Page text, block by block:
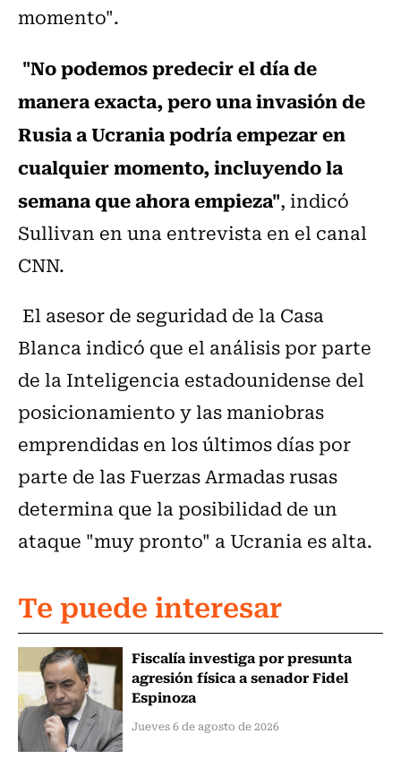
momento".
"No podemos predecir el día de
manera exacta, pero una invasión de
Rusia a Ucrania podría empezar en
cualquier momento, incluyendo la
semana que ahora empieza", indicó
Sullivan en una entrevista en el canal
CNN.
El asesor de seguridad de la Casa
Blanca indicó que el análisis por parte
de la Inteligencia estadounidense del
posicionamiento y las maniobras
emprendidas en los últimos días por
parte de las Fuerzas Armadas rusas
determina que la posibilidad de un
ataque "muy pronto" a Ucrania es alta.
Te puede interesar
Fiscalía investiga por presunta
agresión física a senador Fidel
Espinoza
Jueves 6 de agosto de 2026